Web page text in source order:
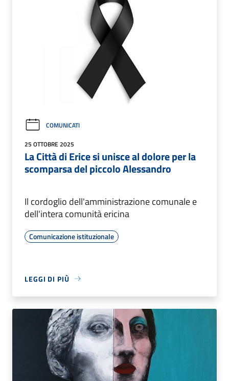
COMUNICATI
25 OTTOBRE 2025
La Città di Erice si unisce al dolore per la
scomparsa del piccolo Alessandro
Il cordoglio dell'amministrazione comunale e
dell'intera comunità ericina
Comunicazione istituzionale
LEGGI DI PIÙ